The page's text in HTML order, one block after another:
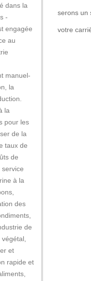
serons un
votre
dans la
-
engagée
au
manuel-
la
la
pour les
de la
taux de
de
à la
des
de
et
rapide et